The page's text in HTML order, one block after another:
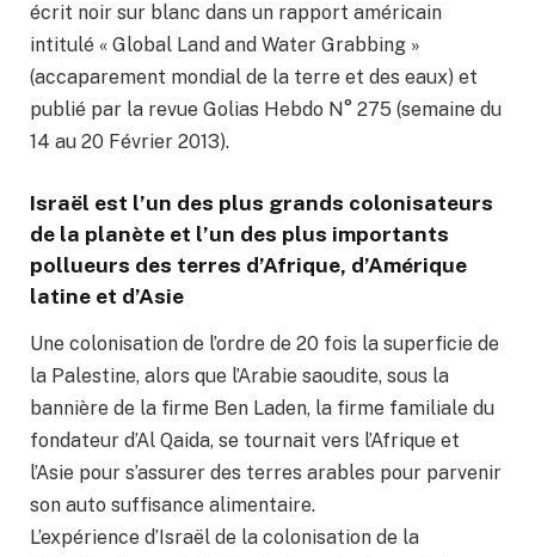
écrit noir sur blanc dans un rapport américain
intitulé « Global Land and Water Grabbing »
(accaparement mondial de la terre et des eaux) et
publié par la revue Golias Hebdo N° 275 (semaine du
14 au 20 Février 2013).
Israël est l’un des plus grands colonisateurs
de la planète et l’un des plus importants
pollueurs des terres d’Afrique, d’Amérique
latine et d’Asie
Une colonisation de l’ordre de 20 fois la superficie de
la Palestine, alors que l’Arabie saoudite, sous la
bannière de la firme Ben Laden, la firme familiale du
fondateur d’Al Qaida, se tournait vers l’Afrique et
l’Asie pour s’assurer des terres arables pour parvenir
son auto suffisance alimentaire.
L’expérience d’Israël de la colonisation de la